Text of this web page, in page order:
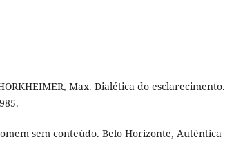
Max. Dialética do esclarecimento.
sem conteúdo. Belo Horizonte, Autêntica